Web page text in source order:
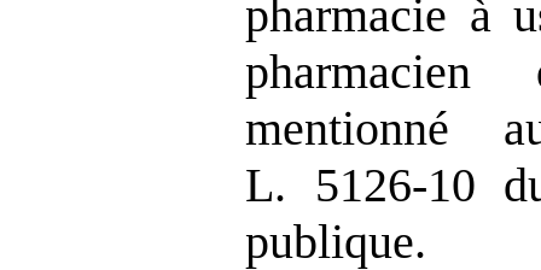
pharmacie à
pharmacien
mentionné
L. 5126‑10
publique.